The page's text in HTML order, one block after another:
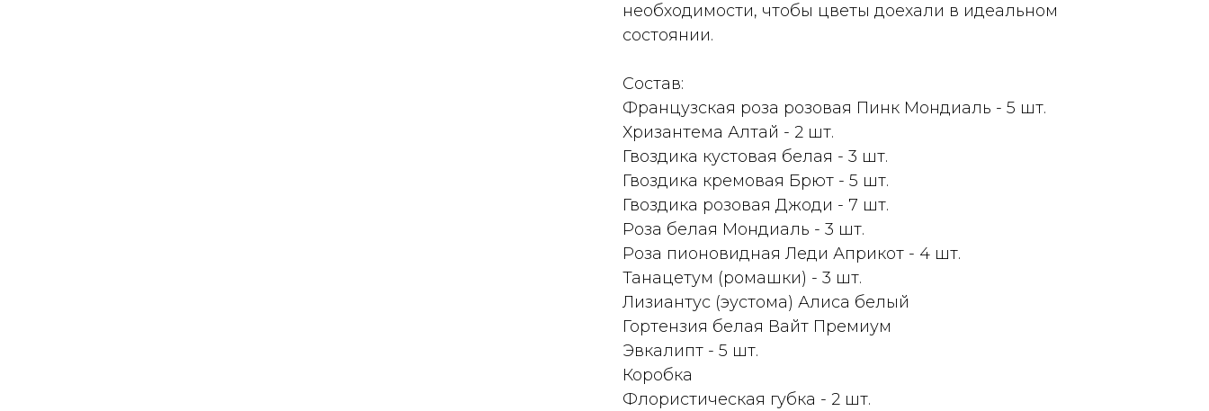
необходимости, чтобы цветы доехали в идеальном
состоянии.
Состав:
Французская роза розовая Пинк Мондиаль - 5 шт.
Хризантема Алтай - 2 шт.
Гвоздика кустовая белая - 3 шт.
Гвоздика кремовая Брют - 5 шт.
Гвоздика розовая Джоди - 7 шт.
Роза белая Мондиаль - 3 шт.
Роза пионовидная Леди Априкот - 4 шт.
Танацетум (ромашки) - 3 шт.
Лизиантус (эустома) Алиса белый
Гортензия белая Вайт Премиум
Эвкалипт - 5 шт.
Коробка
Флористическая губка - 2 шт.